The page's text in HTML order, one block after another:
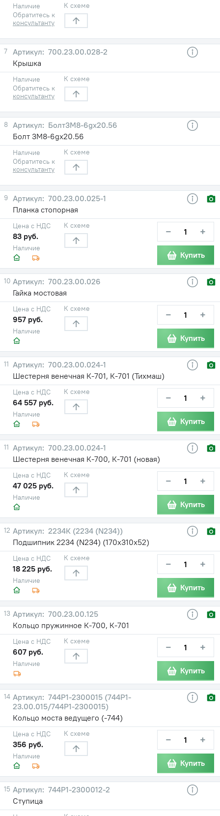
Наличие
Обратитесь к
консультанту
К схеме
7
700.23.00.028-2
Крышка
Наличие
Обратитесь к
консультанту
К схеме
8
Болт3М8-6gх20.56
Болт 3М8-6gх20.56
Наличие
Обратитесь к
консультанту
К схеме
9
700.23.00.025-1
Планка стопорная
Наличие
Цена с НДС
83 руб.
К схеме − +
Купить
10
700.23.00.026
Гайка мостовая
Наличие
Цена с НДС
957 руб.
К схеме − +
Купить
11
700.23.00.024-1
Шестерня венечная К-701, К-701 (Тихмаш)
Наличие
Цена с НДС
64 557 руб.
К схеме − +
Купить
11
700.23.00.024-1
Шестерня венечная К-700, К-701 (новая)
Наличие
Цена с НДС
47 025 руб.
К схеме − +
Купить
12
2234К (2234 (N234))
Подшипник 2234 (N234) (170х310х52)
Наличие
Цена с НДС
18 225 руб.
К схеме − +
Купить
13
700.23.00.125
Кольцо пружинное К-700, К-701
Наличие
Цена с НДС
607 руб.
К схеме − +
Купить
14
744Р1-2300015 (744Р1-
23.00.015/744Р1-2300015)
Кольцо моста ведущего (-744)
Наличие
Цена с НДС
356 руб.
К схеме − +
Купить
15
744Р1-2300012-2
Ступица